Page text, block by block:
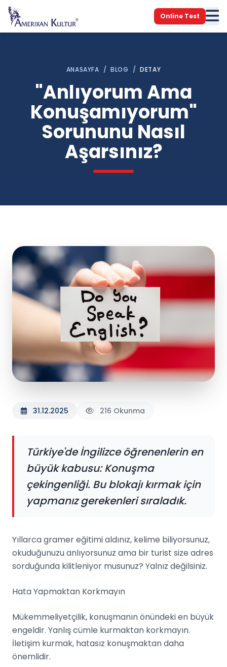
Online Test
ANASAYFA / BLOG / DETAY
"Anlıyorum Ama
Konuşamıyorum"
Sorununu Nasıl
Aşarsınız?
31.12.2025 216 Okunma
Türkiye'de İngilizce öğrenenlerin en
büyük kabusu: Konuşma
çekingenliği. Bu blokajı kırmak için
yapmanız gerekenleri sıraladık.
Yıllarca gramer eğitimi aldınız, kelime biliyorsunuz,
okuduğunuzu anlıyorsunuz ama bir turist size adres
sorduğunda kilitleniyor musunuz? Yalnız değilsiniz.
Hata Yapmaktan Korkmayın
Mükemmeliyetçilik, konuşmanın önündeki en büyük
engeldir. Yanlış cümle kurmaktan korkmayın.
İletişim kurmak, hatasız konuşmaktan daha
önemlidir.